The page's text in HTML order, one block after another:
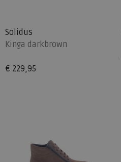
Solidus
Kinga darkbrown
€ 229,95